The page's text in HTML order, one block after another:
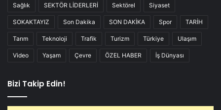
Sağlık SEKTÖR LİDERLERİ Sektörel Siyaset
SOKAKTAYIZ Son Dakika SON DAKİKA Spor TARİH
Tarım Teknoloji Trafik Turizm Türkiye Ulaşım
Video Yaşam Çevre ÖZEL HABER İş Dünyası
Bizi Takip Edin!